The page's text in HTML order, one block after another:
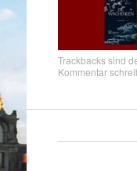
Trackbacks sind
Kommentar